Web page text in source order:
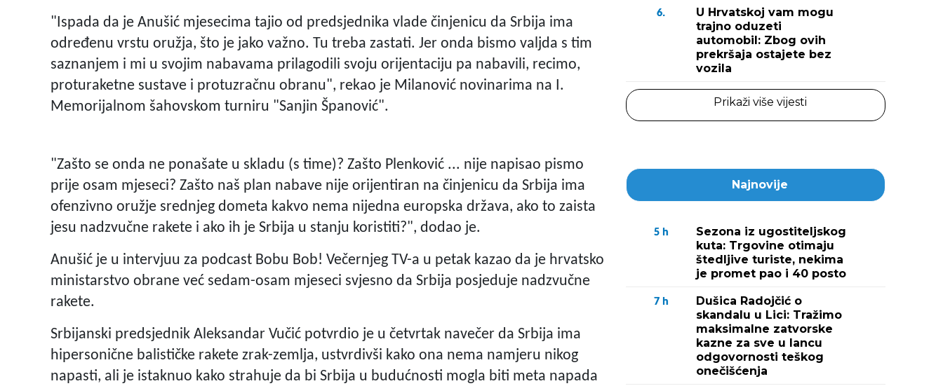
"Ispada da je Anušić mjesecima tajio od predsjednika vlade činjenicu da Srbija ima
određenu vrstu oružja, što je jako važno. Tu treba zastati. Jer onda bismo valjda s tim
saznanjem i mi u svojim nabavama prilagodili svoju orijentaciju pa nabavili, recimo,
proturaketne sustave i protuzračnu obranu", rekao je Milanović novinarima na I.
Memorijalnom šahovskom turniru "Sanjin Španović".
"Zašto se onda ne ponašate u skladu (s time)? Zašto Plenković ... nije napisao pismo
prije osam mjeseci? Zašto naš plan nabave nije orijentiran na činjenicu da Srbija ima
ofenzivno oružje srednjeg dometa kakvo nema nijedna europska država, ako to zaista
jesu nadzvučne rakete i ako ih je Srbija u stanju koristiti?", dodao je.
Anušić je u intervjuu za podcast Bobu Bob! Večernjeg TV-a u petak kazao da je hrvatsko
ministarstvo obrane već sedam-osam mjeseci svjesno da Srbija posjeduje nadzvučne
rakete.
Srbijanski predsjednik Aleksandar Vučić potvrdio je u četvrtak navečer da Srbija ima
hipersonične balističke rakete zrak-zemlja, ustvrdivši kako ona nema namjeru nikog
napasti, ali je istaknuo kako strahuje da bi Srbija u budućnosti mogla biti meta napada
6.
U Hrvatskoj vam mogu
trajno oduzeti
automobil: Zbog ovih
prekršaja ostajete bez
vozila
Prikaži više vijesti
Najnovije
5 h
Sezona iz ugostiteljskog
kuta: Trgovine otimaju
štedljive turiste, nekima
je promet pao i 40 posto
7 h
Dušica Radojčić o
skandalu u Lici: Tražimo
maksimalne zatvorske
kazne za sve u lancu
odgovornosti teškog
onečišćenja